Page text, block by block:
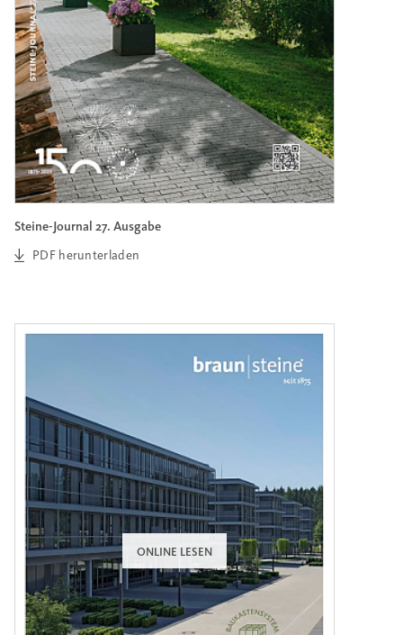
Steine-Journal 27. Ausgabe
PDF herunterladen
ONLINE LESEN